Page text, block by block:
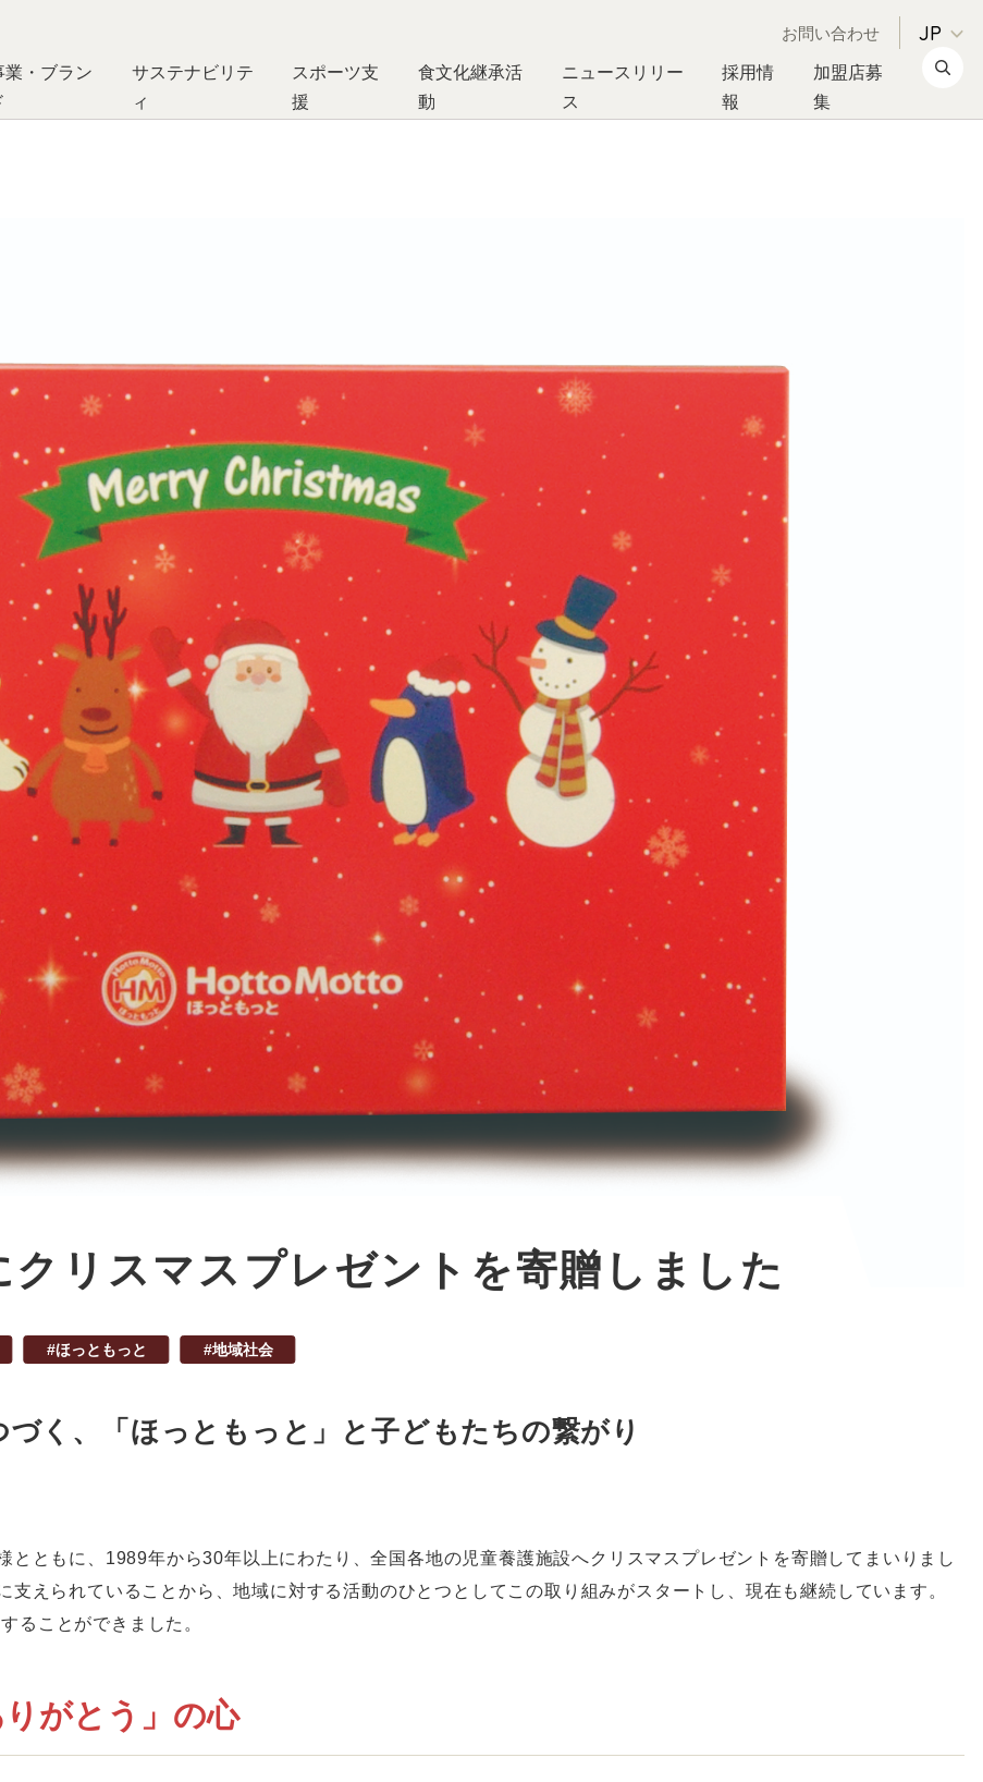
業・ブラン
サステナビリテ
ィ
スポーツ支
援
食文化継承活
動
ニュースリリー
ス
採用情
報
加盟店募
集
お問い合わせ
クリスマスプレゼントを寄贈しました
#ほっともっと #地域社会
づく、「ほっともっと」と子どもたちの繋がり
ともに、1989年から30年以上にわたり、全国各地の児童養護施設へクリスマスプレゼントを寄贈してまいりまし
えられていることから、地域に対する活動のひとつとしてこの取り組みがスタートし、現在も継続しています。
ることができました。
がとう」の心